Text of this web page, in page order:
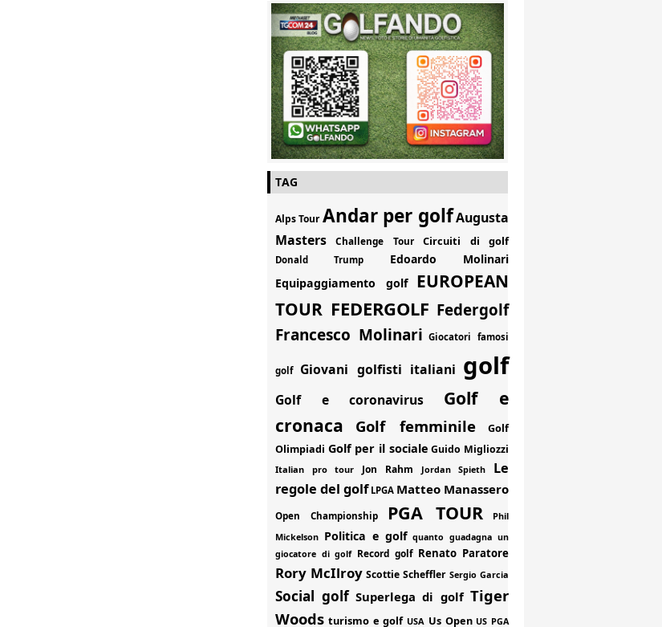
TAG
Alps Tour Andar per golfAugusta
Masters
Challenge Tour Circuiti di golf
Donald Trump
Edoardo Molinari
Equipaggiamento golf
EUROPEAN
TOUR FEDERGOLF Federgolf
Francesco Molinari Giocatori famosi
golf Giovani golfisti italiani golf
Golf e coronavirus
Golf e
cronaca
Golf femminile
Golf
Olimpiadi Golf per il sociale Guido Migliozzi
Italian pro tour Jon Rahm Jordan Spieth
Le
regole del golf LPGA Matteo Manassero
Open Championship PGA TOUR
Phil
Mickelson Politica e golf quanto guadagna un
giocatore di golf Record golf Renato Paratore
Rory McIlroy Scottie Scheffler Sergio Garcia
Social golf Superlega di golf Tiger
Woods turismo e golf USA Us Open US PGA